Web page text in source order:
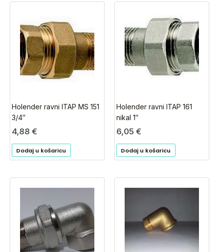
Holender ravni ITAP MS 151
3/4″
4,88 €
Dodaj u košaricu
Holender ravni ITAP 161
nikal 1″
6,05 €
Dodaj u košaricu